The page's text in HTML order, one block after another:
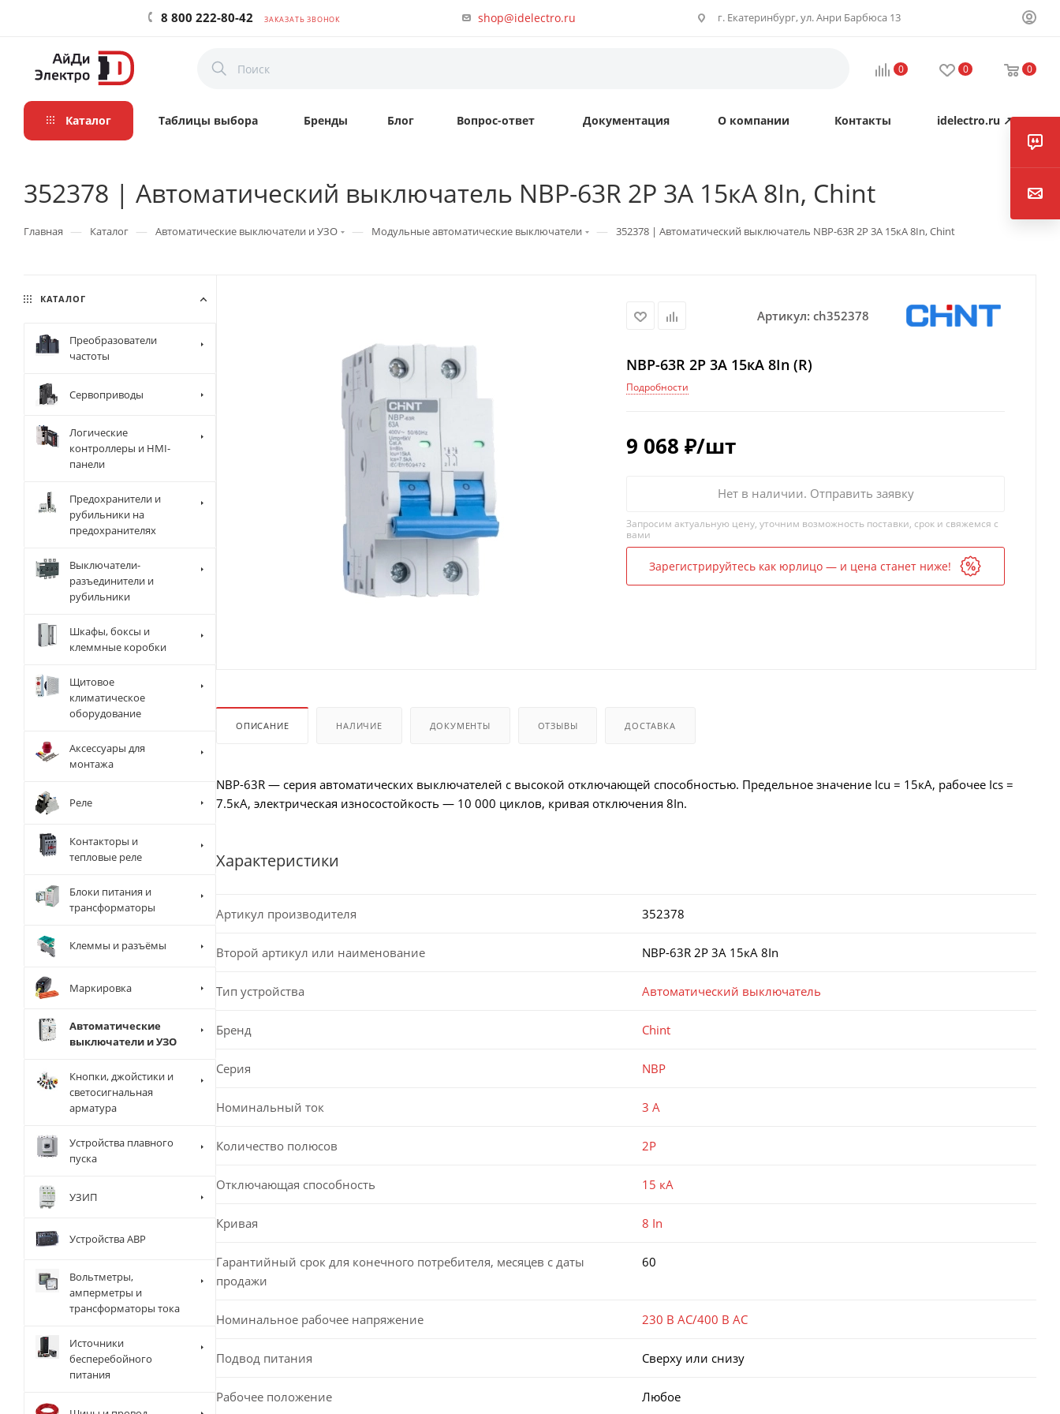
8 800 222-80-42 ЗАКАЗАТЬ ЗВОНОК shop@idelectro.ru г. Екатеринбург, ул. Анри Барбюса 13
0 0 0
Каталог Таблицы выбора Бренды Блог Вопрос-ответ Документация О компании Контакты idelectro.ru ↗
352378 | Автоматический выключатель NBP-63R 2P 3А 15кА 8In, Chint
Главная — Каталог — Автоматические выключатели и УЗО — Модульные автоматические выключатели — 352378 | Автоматический выключатель NBP-63R 2P 3А 15кА 8In, Chint
Артикул: ch352378
NBP-63R 2P 3A 15кА 8In (R)
Подробности
9 068 ₽/шт
Нет в наличии. Отправить заявку
Запросим актуальную цену, уточним возможность поставки, срок и свяжемся с
вами
Зарегистрируйтесь как юрлицо — и цена станет ниже!
ОПИСАНИЕ НАЛИЧИЕ ДОКУМЕНТЫ ОТЗЫВЫ ДОСТАВКА
NBP-63R — серия автоматических выключателей с высокой отключающей способностью. Предельное значение Icu = 15кА, рабочее Ics =
7.5кА, электрическая износостойкость — 10 000 циклов, кривая отключения 8In.
Характеристики
Артикул производителя 352378
Второй артикул или наименование NBP-63R 2P 3А 15кА 8In
Тип устройства Автоматический выключатель
Бренд Chint
Серия NBP
Номинальный ток 3 А
Количество полюсов 2P
Отключающая способность 15 кА
Кривая 8 In
Гарантийный срок для конечного потребителя, месяцев с даты
продажи
60
Номинальное рабочее напряжение 230 В AC/400 В AC
Подвод питания Сверху или снизу
Рабочее положение Любое
КАТАЛОГ
Преобразователи
частоты
Сервоприводы
Логические
контроллеры и HMI-
панели
Предохранители и
рубильники на
предохранителях
Выключатели-
разъединители и
рубильники
Шкафы, боксы и
клеммные коробки
Щитовое
климатическое
оборудование
Аксессуары для
монтажа
Реле
Контакторы и
тепловые реле
Блоки питания и
трансформаторы
Клеммы и разъёмы
Маркировка
Автоматические
выключатели и УЗО
Кнопки, джойстики и
светосигнальная
арматура
Устройства плавного
пуска
УЗИП
Устройства АВР
Вольтметры,
амперметры и
трансформаторы тока
Источники
бесперебойного
питания